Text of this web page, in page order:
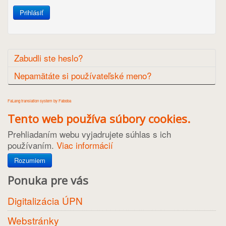
Prihlásiť
Zabudli ste heslo?
Nepamätáte si používateľské meno?
FaLang translation system by Faboba
Tento web používa súbory cookies.
Prehliadaním webu vyjadrujete súhlas s ich
používaním. Viac informácií
Rozumiem
Ponuka pre vás
Digitalizácia ÚPN
Webstránky